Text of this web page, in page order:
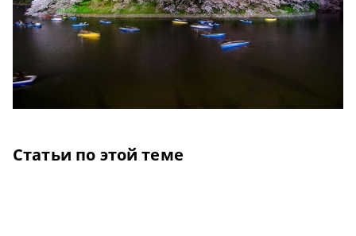
Статьи по этой теме